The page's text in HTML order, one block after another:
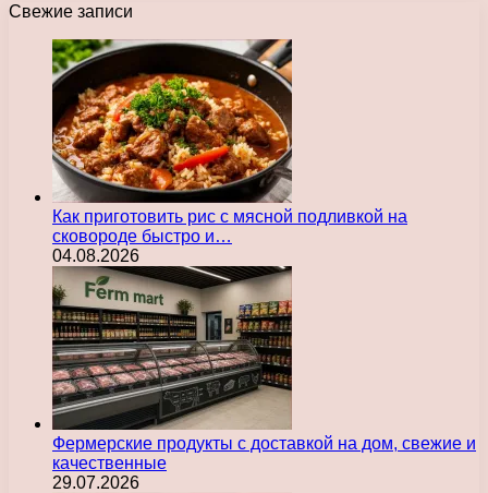
Свежие записи
Как приготовить рис с мясной подливкой на
сковороде быстро и…
04.08.2026
Фермерские продукты с доставкой на дом, свежие и
качественные
29.07.2026